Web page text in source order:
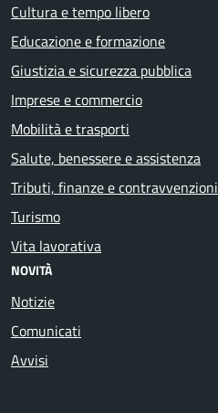
Cultura e tempo libero
Educazione e formazione
Giustizia e sicurezza pubblica
Imprese e commercio
Mobilità e trasporti
Salute, benessere e assistenza
Tributi, finanze e contravvenzioni
Turismo
Vita lavorativa
NOVITÀ
Notizie
Comunicati
Avvisi